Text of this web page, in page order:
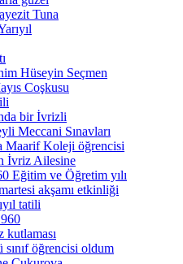
Tuna
Hüseyin Seçmen
Coşkusu
bir İvrizli
Meccani Sınavları
Maarif Koleji öğrencisi
İvriz Ailesine
Eğitim ve Öğretim yılı
akşamı etkinliği
tatili
kutlaması
sınıf öğrencisi oldum